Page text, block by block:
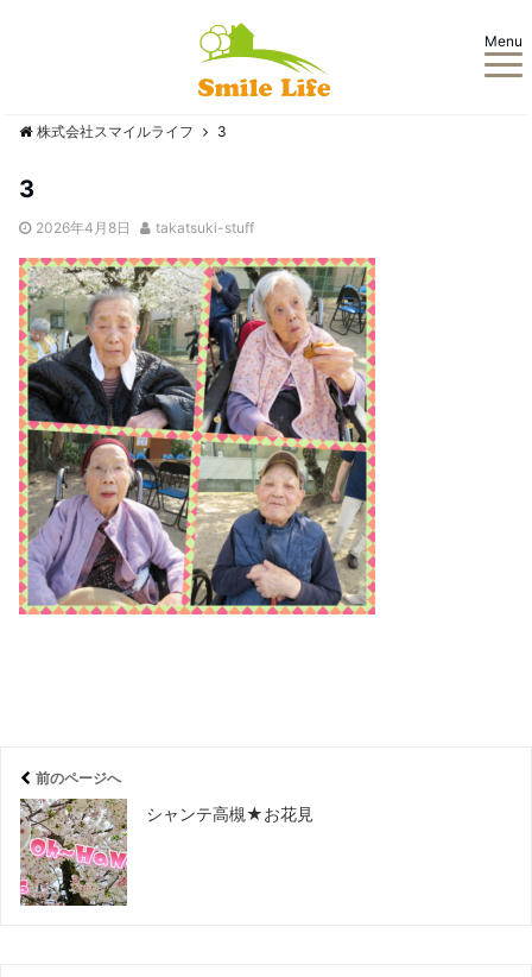
Menu
株式会社スマイルライフ 3
3
2026年4月8日 takatsuki-stuff
前のページへ
シャンテ高槻★お花見